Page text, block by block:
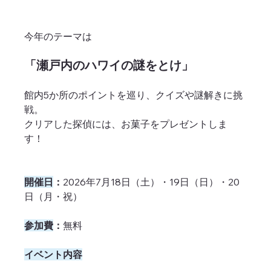
今年のテーマは
「瀬戸内のハワイの謎をとけ」
館内5か所のポイントを巡り、クイズや謎解きに挑
戦。
クリアした探偵には、お菓子をプレゼントしま
す！
開催日 ： 2026年7月18日（土）・19日（日）・20
日（月・祝）
参加費 ：無料
イベント内容